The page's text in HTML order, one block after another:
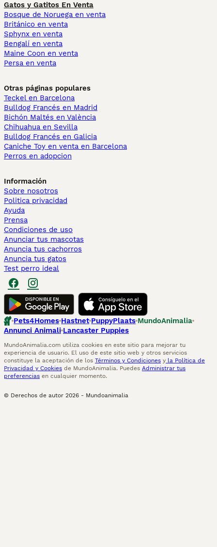
Gatos y Gatitos En Venta
Bosque de Noruega en venta
Británico en venta
Sphynx en venta
Bengalí en venta
Maine Coon en venta
Persa en venta
Otras páginas populares
Teckel en Barcelona
Bulldog Francés en Madrid
Bichón Maltés en València
Chihuahua en Sevilla
Bulldog Francés en Galicia
Caniche Toy en venta en Barcelona
Perros en adopcion
Información
Sobre nosotros
Politica privacidad
Ayuda
Prensa
Condiciones de uso
Anunciar tus mascotas
Anuncia tus cachorros
Anuncia tus gatos
Test perro ideal
Pets4Homes Hastnet PuppyPlaats MundoAnimalia
Annunci Animali Lancaster Puppies
MundoAnimalia.com utiliza cookies en este sitio para mejorar tu
experiencia de usuario. El uso de este sitio web y otros servicios
constituye la aceptación de los Términos y Condiciones y la Política de
Privacidad y Cookies de MundoAnimalia. Puedes Administrar tus
preferencias en cualquier momento.
© Derechos de autor 2026 - Mundoanimalia